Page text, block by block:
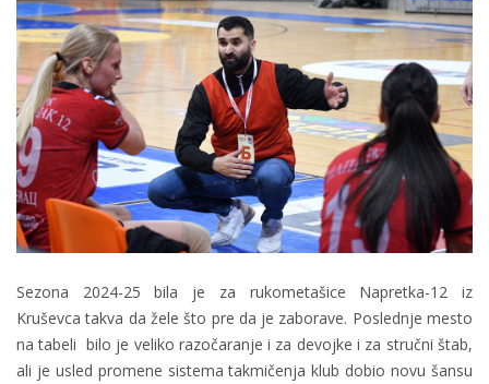
Sezona 2024-25 bila je za rukometašice Napretka-12 iz
Kruševca takva da žele što pre da je zaborave. Poslednje mesto
na tabeli bilo je veliko razočaranje i za devojke i za stručni štab,
ali je usled promene sistema takmičenja klub dobio novu šansu